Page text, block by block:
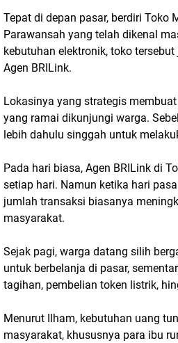
Tepat di depan pasar, berdiri Toko
Parawansah yang telah dikenal
kebutuhan elektronik, toko
Agen BRILink.
Lokasinya yang strategis
yang ramai dikunjungi warga.
lebih dahulu singgah untuk
Pada hari biasa, Agen BRILink di
setiap hari. Namun ketika hari
jumlah transaksi biasanya
masyarakat.
Sejak pagi, warga datang silih
untuk berbelanja di pasar,
tagihan, pembelian token listrik,
Menurut Ilham, kebutuhan uang
masyarakat, khususnya para ibu